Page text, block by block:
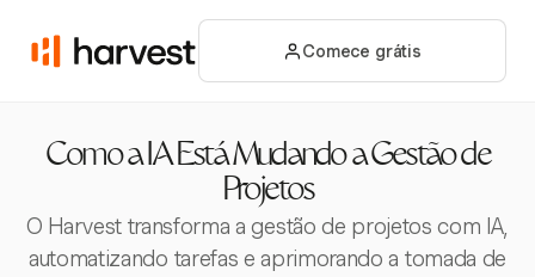
Comece grátis
Como a IA Está Mudando a Gestão de
Projetos
O Harvest transforma a gestão de projetos com IA,
automatizando tarefas e aprimorando a tomada de